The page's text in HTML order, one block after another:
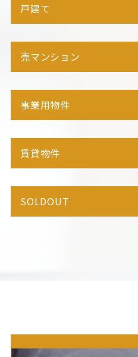
戸建て
売マンション
事業用物件
賃貸物件
SOLDOUT